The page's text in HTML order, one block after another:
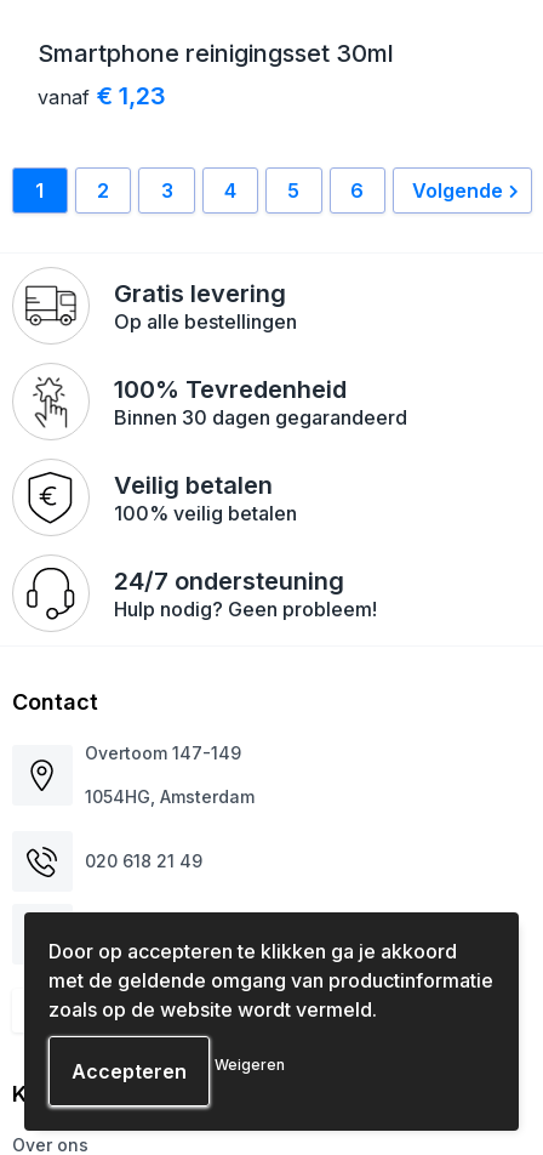
Smartphone reinigingsset 30ml
vanaf € 1,23
1 2 3 4 5 6 Volgende
Gratis levering
Op alle bestellingen
100% Tevredenheid
Binnen 30 dagen gegarandeerd
Veilig betalen
100% veilig betalen
24/7 ondersteuning
Hulp nodig? Geen probleem!
Contact
Overtoom 147-149
1054HG, Amsterdam
020 618 21 49
Contacteer ons
Klantenservice
Over ons
Door op accepteren te klikken ga je akkoord
met de geldende omgang van productinformatie
zoals op de website wordt vermeld.
Weigeren